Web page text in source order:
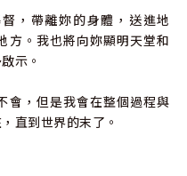
，帶離妳的身體，送進地
方。我也將向妳顯明天堂和
示。
會，但是我會在整個過程與
直到世界的末了。